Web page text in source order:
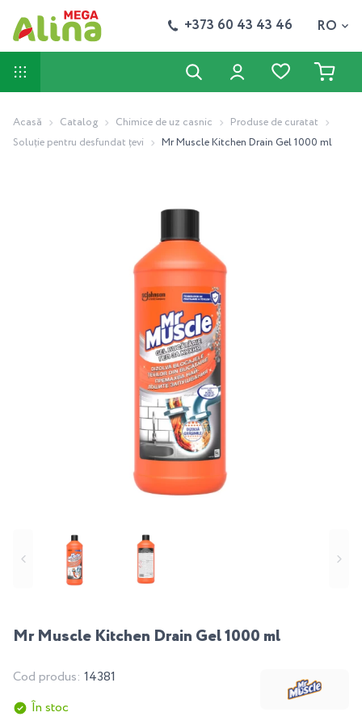
+373 60 43 43 46 RO
Acasă Catalog Chimice de uz casnic
Produse de curatat
Soluție pentru desfundat țevi
Mr Muscle Kitchen Drain Gel 1000 ml
Mr Muscle Kitchen Drain Gel 1000 ml
Cod produs: 14381
În stoc